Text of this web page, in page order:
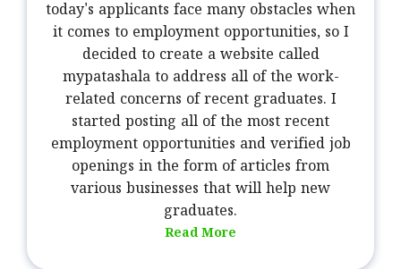
today's applicants face many obstacles when
it comes to employment opportunities, so I
decided to create a website called
mypatashala to address all of the work-
related concerns of recent graduates. I
started posting all of the most recent
employment opportunities and verified job
openings in the form of articles from
various businesses that will help new
graduates.
Read More